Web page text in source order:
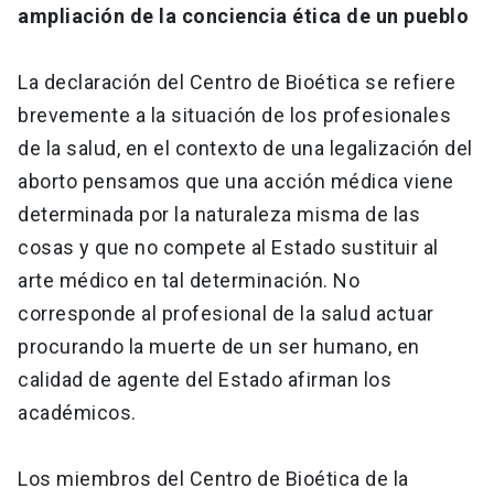
ampliación de la conciencia ética de un pueblo
La declaración del Centro de Bioética se refiere
brevemente a la situación de los profesionales
de la salud, en el contexto de una legalización del
aborto pensamos que una acción médica viene
determinada por la naturaleza misma de las
cosas y que no compete al Estado sustituir al
arte médico en tal determinación. No
corresponde al profesional de la salud actuar
procurando la muerte de un ser humano, en
calidad de agente del Estado afirman los
académicos.
Los miembros del Centro de Bioética de la